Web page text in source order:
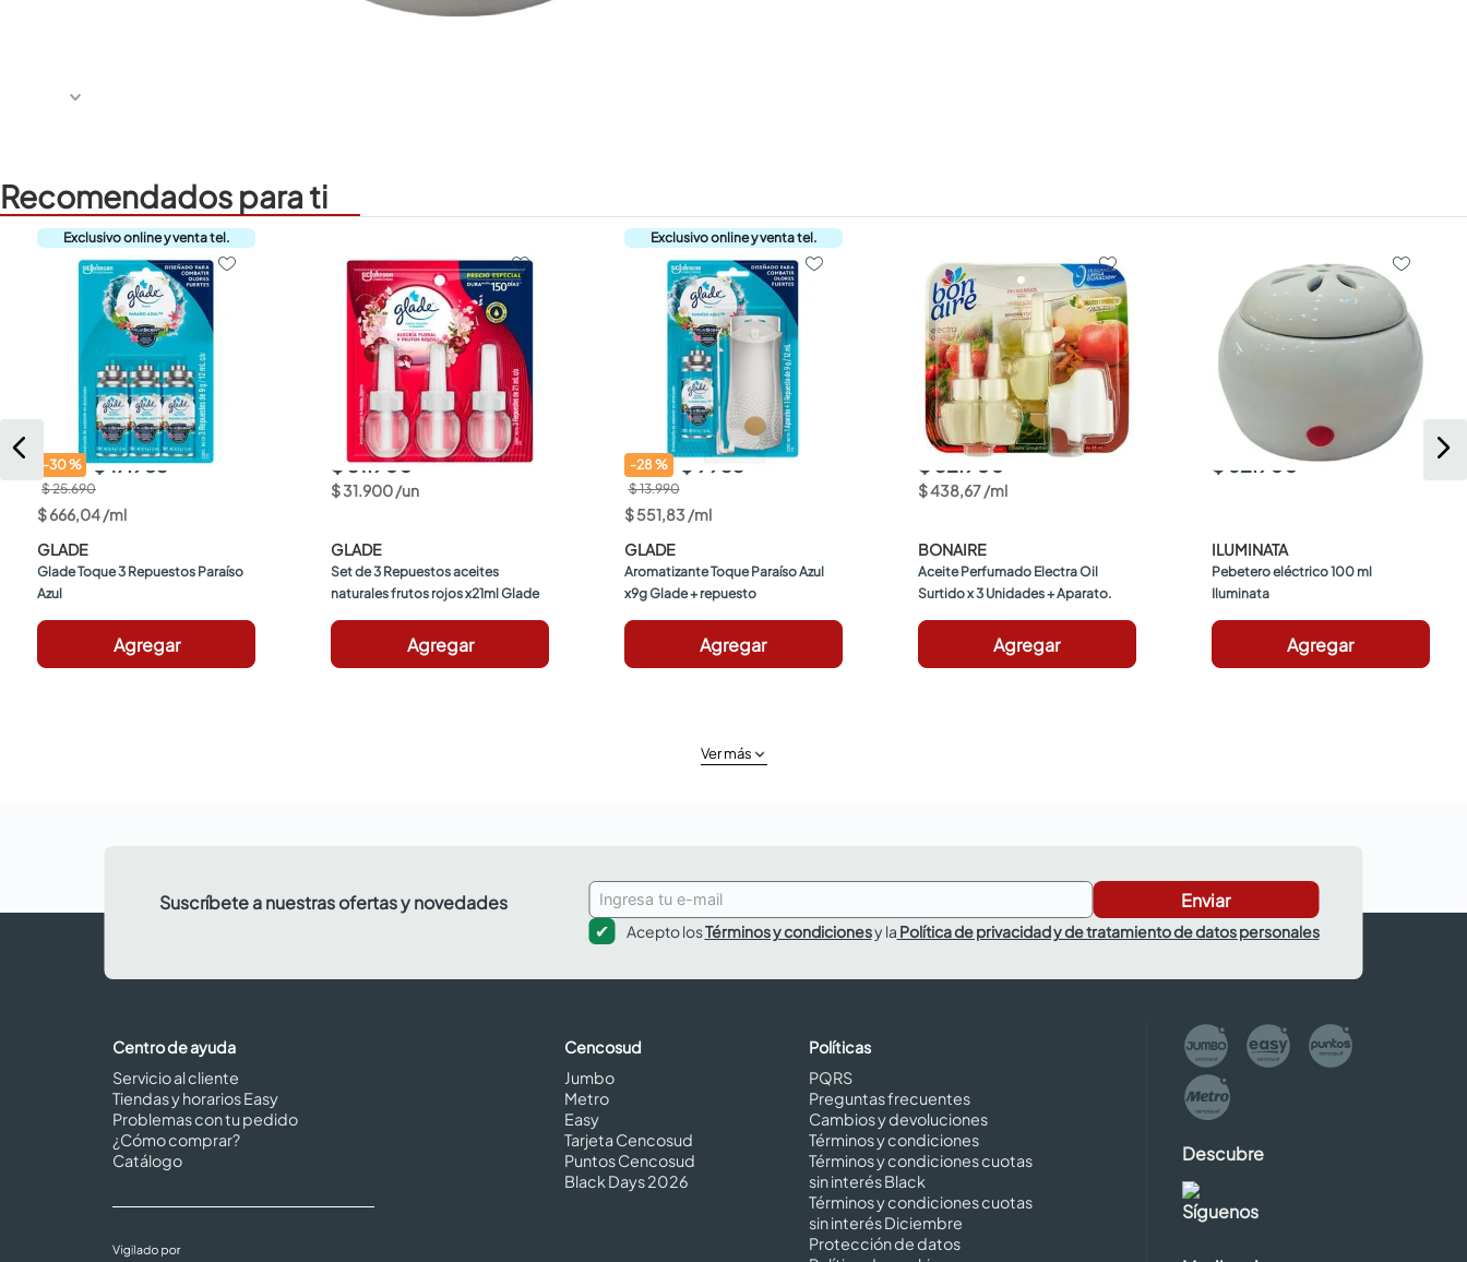
Recomendados para ti
-30% $ 17.983
$ 25.690
$666,04/ml
GLADE
Glade Toque 3 Repuestos Paraíso
Azul
Agregar
$ 31.900
$31.900/un
GLADE
Set de 3 Repuestos aceites
naturales frutos rojos x21ml Glade
Agregar
-28% $ 9933
$ 13.990
$551,83/ml
GLADE
Aromatizante Toque Paraíso Azul
x9g Glade + repuesto
Agregar
$ 32.900
$438,67/ml
BONAIRE
Aceite Perfumado Electra Oil
Surtido x 3 Unidades + Aparato.
Agregar
$ 62.900
ILUMINATA
Pebetero eléctrico 100 ml
Iluminata
Agregar
Ver más
Suscríbete a nuestras ofertas y novedades Enviar
Acepto losTérminos y condicionesy la Política de privacidad y de tratamiento de datos personales
Centro de ayuda
Servicio al cliente
Tiendas y horarios Easy
Problemas con tu pedido
¿Cómo comprar?
Catálogo
Cencosud
Jumbo
Metro
Easy
Tarjeta Cencosud
Puntos Cencosud
Black Days 2026
Políticas
PQRS
Preguntas frecuentes
Cambios y devoluciones
Términos y condiciones
Términos y condiciones cuotas
sin interés Black
Términos y condiciones cuotas
sin interés Diciembre
Protección de datos
Descubre
Síguenos